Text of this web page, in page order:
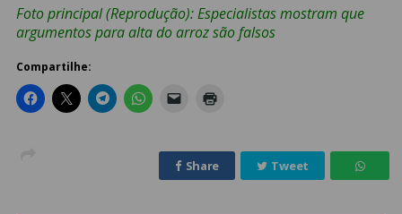
Foto principal (Reprodução): Especialistas mostram que
argumentos para alta do arroz são falsos
Compartilhe:
Share Tweet